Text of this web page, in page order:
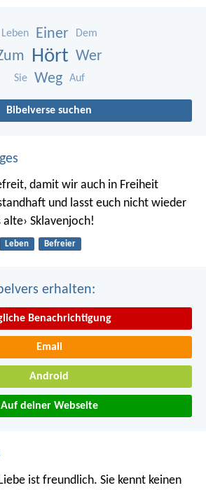
Leben Einer Dem
Hört Wer
Sie Weg Auf
Bibelverse suchen
damit wir auch in Freiheit
und lasst euch nicht wieder
alte› Sklavenjoch!
Leben Befreier
erhalten:
Benachrichtigung
Email
Android
Auf deiner Webseite
ist freundlich. Sie kennt keinen